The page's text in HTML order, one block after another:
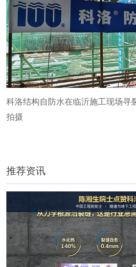
科洛结构自防水在临沂施工现场寻
拍摄
推荐资讯